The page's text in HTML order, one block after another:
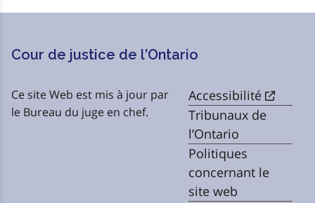
Cour de justice de l’Ontario
Ce site Web est mis à jour par
le Bureau du juge en chef.
Accessibilité
Tribunaux de
l’Ontario
Politiques
concernant le
site web